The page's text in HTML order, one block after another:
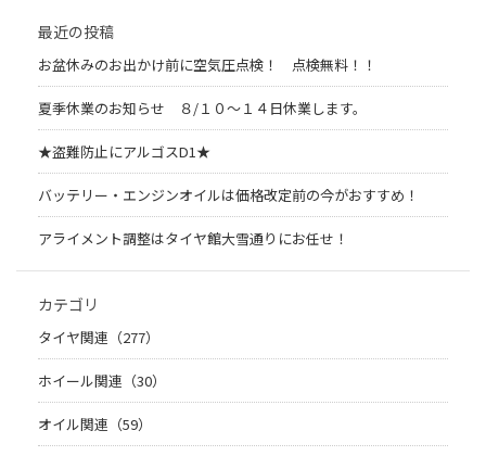
最近の投稿
お盆休みのお出かけ前に空気圧点検！ 点検無料！！
夏季休業のお知らせ ８/１０～１４日休業します。
★盗難防止にアルゴスD1★
バッテリー・エンジンオイルは価格改定前の今がおすすめ！
アライメント調整はタイヤ館大雪通りにお任せ！
カテゴリ
タイヤ関連（277）
ホイール関連（30）
オイル関連（59）